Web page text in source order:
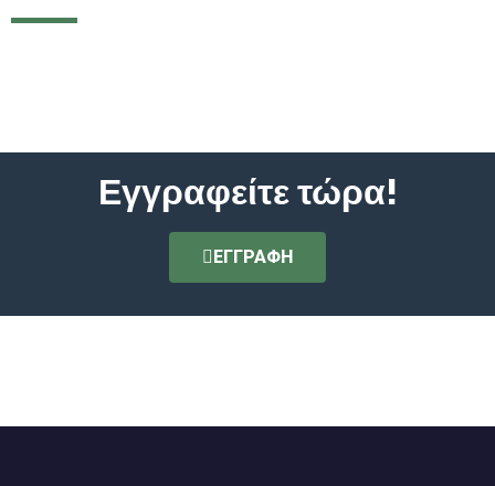
Εγγραφείτε τώρα!
ΕΓΓΡΑΦΗ